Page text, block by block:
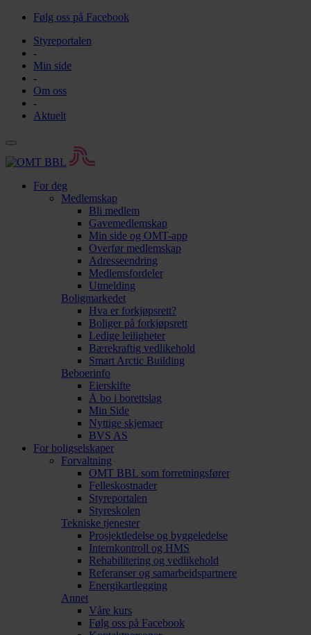
Følg oss på Facebook
Styreportalen
-
Min side
-
Om oss
-
Aktuelt
For deg
Medlemskap
Bli medlem
Gavemedlemskap
Min side og OMT-app
Overfør medlemskap
Adresseendring
Medlemsfordeler
Utmelding
Boligmarkedet
Hva er forkjøpsrett?
Boliger på forkjøpsrett
Ledige leiligheter
Bærekraftig vedlikehold
Smart Arctic Building
Beboerinfo
Eierskifte
Å bo i borettslag
Min Side
Nyttige skjemaer
BVS AS
For boligselskaper
Forvaltning
OMT BBL som forretningsfører
Felleskostnader
Styreportalen
Styreskolen
Tekniske tjenester
Prosjektledelse og byggeledelse
Internkontroll og HMS
Rehabilitering og vedlikehold
Referanser og samarbeidspartnere
Energikartlegging
Annet
Våre kurs
Følg oss på Facebook